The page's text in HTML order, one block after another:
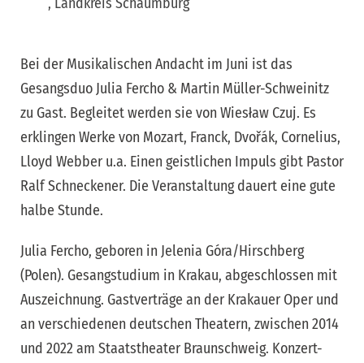
Bei der Musikalischen Andacht im Juni ist das
Gesangsduo Julia Fercho & Martin Müller-Schweinitz
zu Gast. Begleitet werden sie von Wiesław Czuj. Es
erklingen Werke von Mozart, Franck, Dvořák, Cornelius,
Lloyd Webber u.a. Einen geistlichen Impuls gibt Pastor
Ralf Schneckener. Die Veranstaltung dauert eine gute
halbe Stunde.
Julia Fercho, geboren in Jelenia Góra/Hirschberg
(Polen). Gesangstudium in Krakau, abgeschlossen mit
Auszeichnung. Gastverträge an der Krakauer Oper und
an verschiedenen deutschen Theatern, zwischen 2014
und 2022 am Staatstheater Braunschweig. Konzert-